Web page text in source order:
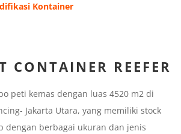
Kontainer
CONTAINER REEFER
peti kemas dengan luas 4520 m2 di
Jakarta Utara, yang memiliki stock
dengan berbagai ukuran dan jenis